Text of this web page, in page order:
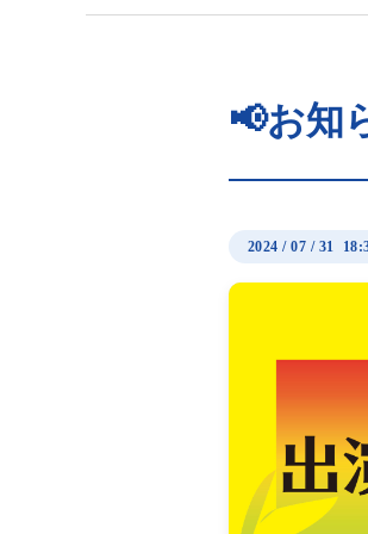
📢お知
2024 /07 / 31